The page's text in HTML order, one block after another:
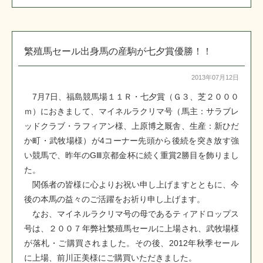
繁殖馬セール出身馬の産駒が七夕賞優勝！！
2013年07月12日
7月7日、福島競馬場１１Ｒ・七夕賞（Ｇ３、芝２０００
ｍ）におきまして、マイネルラクリマ号（馬主：サラブレ
ッドクラブ・ラフィアン様、上原博之厩舎、生産：新ひだ
か町・武牧場様）が4コーナー先頭から後続を突き放す強
い競馬で、昨年のGⅢ京都金杯に続く重賞2勝目を飾りまし
た。
関係者の皆様に心よりお祝い申し上げますとともに、今
後の本馬の益々のご活躍をお祈り申し上げます。
なお、マイネルラクリマ号の母であるティアドロップス
号は、２００７年弊社繁殖馬セールに上場され、武牧場様
が落札・ご購買されました。その後、2012年秋季セール
に上場、前川正美様にご購買いただきました。